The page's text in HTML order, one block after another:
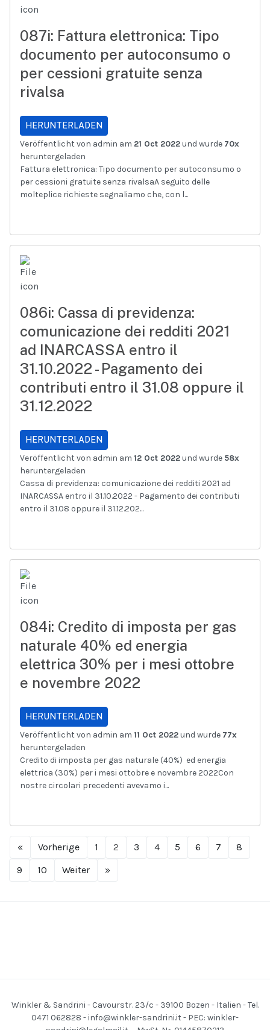
087i: Fattura elettronica: Tipo
documento per autoconsumo o
per cessioni gratuite senza
rivalsa
HERUNTERLADEN
Veröffentlicht von admin am 21 Oct 2022und wurde 70x
heruntergeladen
Fattura elettronica: Tipo documento per autoconsumo o
per cessioni gratuite senza rivalsaA seguito delle
molteplice richieste segnaliamo che, con l...
086i: Cassa di previdenza:
comunicazione dei redditi 2021
ad INARCASSA entro il
31.10.2022 - Pagamento dei
contributi entro il 31.08 oppure il
31.12.2022
HERUNTERLADEN
Veröffentlicht von admin am 12 Oct 2022und wurde 58x
heruntergeladen
Cassa di previdenza: comunicazione dei redditi 2021 ad
INARCASSA entro il 31.10.2022 - Pagamento dei contributi
entro il 31.08 oppure il 31.12.202...
084i: Credito di imposta per gas
naturale 40% ed energia
elettrica 30% per i mesi ottobre
e novembre 2022
HERUNTERLADEN
Veröffentlicht von admin am 11 Oct 2022und wurde 77x
heruntergeladen
Credito di imposta per gas naturale (40%) ed energia
elettrica (30%) per i mesi ottobre e novembre 2022Con
nostre circolari precedenti avevamo i...
« Vorherige 1 2 3 4 5 6 7
8
9
10 Weiter »
Winkler & Sandrini - Cavourstr. 23/c - 39100 Bozen - Italien - Tel.
0471 062828 -info@winkler-sandrini.it- PEC: winkler-